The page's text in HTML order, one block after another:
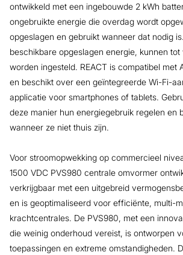
ontwikkeld met een ingebouwde 2 kWh
ongebruikte energie die overdag wordt
opgeslagen en gebruikt wanneer dat nodig
beschikbare opgeslagen energie, kunnen
worden ingesteld. REACT is compatibel met
en beschikt over een geïntegreerde Wi-Fi-
applicatie voor smartphones of tablets.
deze manier hun energiegebruik regelen en
wanneer ze niet thuis zijn.
Voor stroomopwekking op commercieel
1500 VDC PVS980 centrale omvormer
verkrijgbaar met een uitgebreid
en is geoptimaliseerd voor efficiënte, multi-
krachtcentrales. De PVS980, met een
die weinig onderhoud vereist, is ontworpen
toepassingen en extreme omstandigheden.